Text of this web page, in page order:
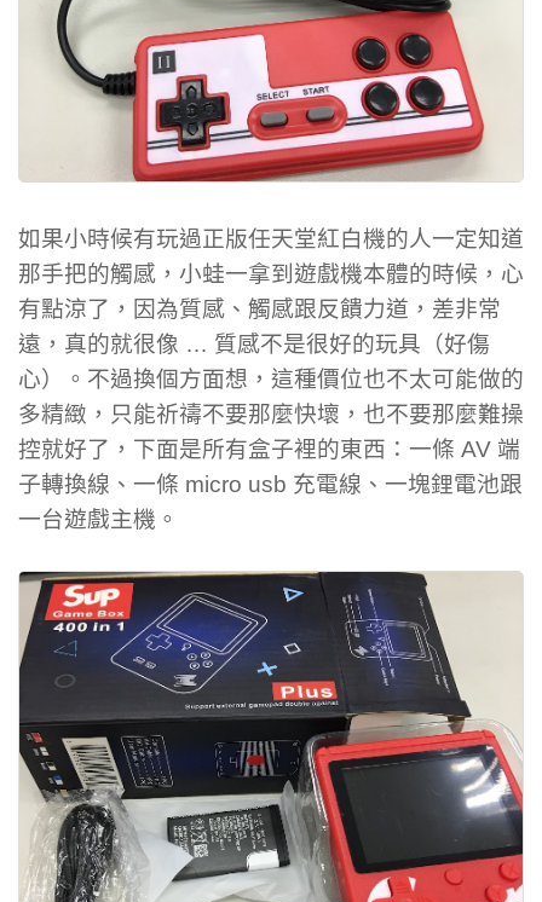
如果小時候有玩過正版任天堂紅白機的人一定知道
那手把的觸感，小蛙一拿到遊戲機本體的時候，心
有點涼了，因為質感、觸感跟反饋力道，差非常
遠，真的就很像 … 質感不是很好的玩具（好傷
心）。不過換個方面想，這種價位也不太可能做的
多精緻，只能祈禱不要那麼快壞，也不要那麼難操
控就好了，下面是所有盒子裡的東西：一條 AV 端
子轉換線、一條 micro usb 充電線、一塊鋰電池跟
一台遊戲主機。